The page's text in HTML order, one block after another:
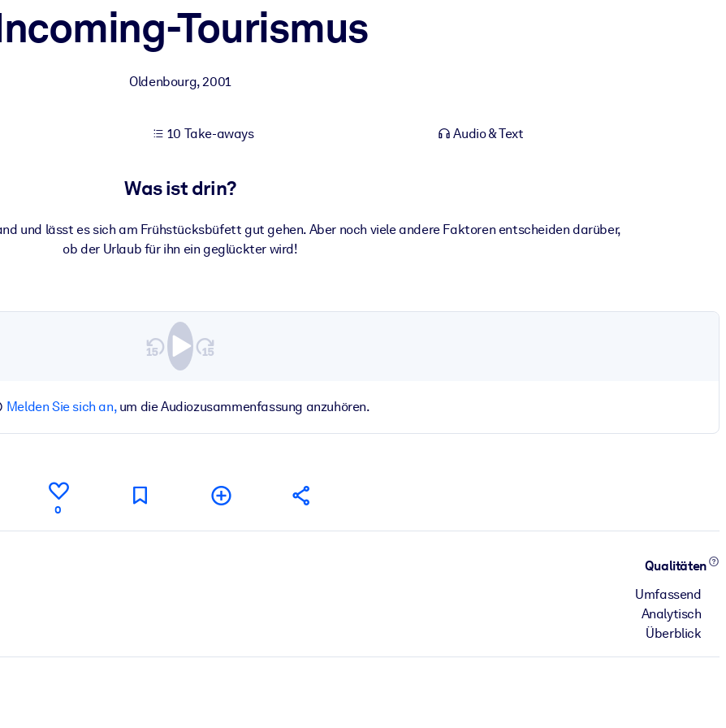
Tourismus
Oldenbourg,2001
10 Take-aways Audio & Text
Was ist drin?
und lässt es sich am Frühstücksbüfett gut gehen. Aber noch viele andere Faktoren entscheiden darüber,
ob der Urlaub für ihn ein geglückter wird!
Melden Sie sich an,um die Audiozusammenfassung anzuhören.
0
Qualitäten
Umfassend
Analytisch
Überblick